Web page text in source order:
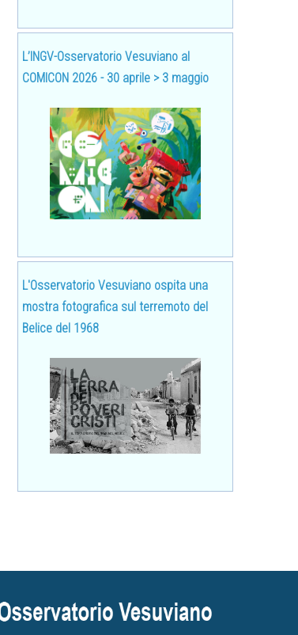
L’INGV-Osservatorio Vesuviano al
COMICON 2026 - 30 aprile > 3 maggio
L'Osservatorio Vesuviano ospita una
mostra fotografica sul terremoto del
Belice del 1968